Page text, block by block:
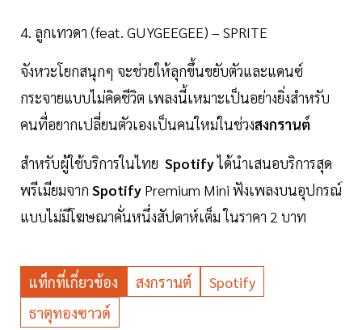
4. ลูกเทวดา (feat. GUYGEEGEE) – SPRITE
จังหวะโยกสนุกๆ จะช่วยให้ลุกขึ้นขยับตัวและแดนซ์
กระจายแบบไม่คิดชีวิต เพลงนี้เหมาะเป็นอย่างยิ่งสำหรับ
คนที่อยากเปลี่ยนตัวเองเป็นคนใหม่ในช่วงสงกรานต์
สำหรับผู้ใช้บริการในไทย Spotifyได้นำเสนอบริการสุด
พรีเมียมจาก Spotify Premium Mini ฟังเพลงบนอุปกรณ์
แบบไม่มีโฆษณาคั่นหนึ่งสัปดาห์เต็ม ในราคา 2 บาท
แท็กที่เกี่ยวข้อง สงกรานต์
Spotify
ธาตุทองซาวด์